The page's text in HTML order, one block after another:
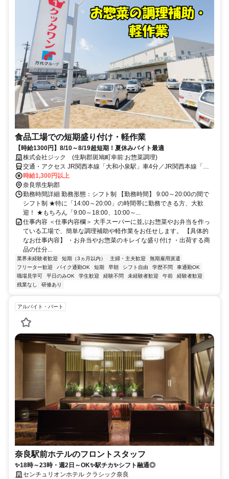
食品工場での短期盛り付け・軽作業
【時給1300円】8/10～8/19超短期！夏休みバイト最適
株式会社ジック (生駒郡斑鳩町幸前:お惣菜調理)
交通・アクセス JR関西本線「大和小泉駅」車4分／JR関西本線「法
隆寺駅」車5分／近鉄橿原線「筒井駅」車6分
時給1,300円以上
奈良県生駒郡
勤務時間詳細 勤務形態：シフト制 【勤務時間】 9:00～20:00の間で
シフト制 ★特に「14:00～20:00」の時間帯に勤務できる方、大歓
迎！ ★もちろん「9:00～18:00、10:00～...
仕事内容 ＜仕事内容欄＞ 大手スーパーに並ぶお惣菜やお弁当を作っ
ている工場で、簡単な調理補助や軽作業をお任せします。 【具体的
なお仕事内容】 ・お弁当やお惣菜のキレイな盛り付け ・出荷する商
品の仕分...
業界未経験者歓迎 短期（3ヵ月以内） 主婦・主夫歓迎
無期雇用派遣
フリーター歓迎
バイク通勤OK 短期 早朝 シフト自由 学歴不問
車通勤OK
職場見学可
平日のみOK 学生歓迎 経験不問 未経験者歓迎 午前
経験者歓迎
残業なし
研修あり
アルバイト・パート
奈良駅前ホテルのフロントスタッフ
✨18時～23時・週2日～OK✨駅チカ✨シフト融通◎
センチュリオンホテル クラシック奈良